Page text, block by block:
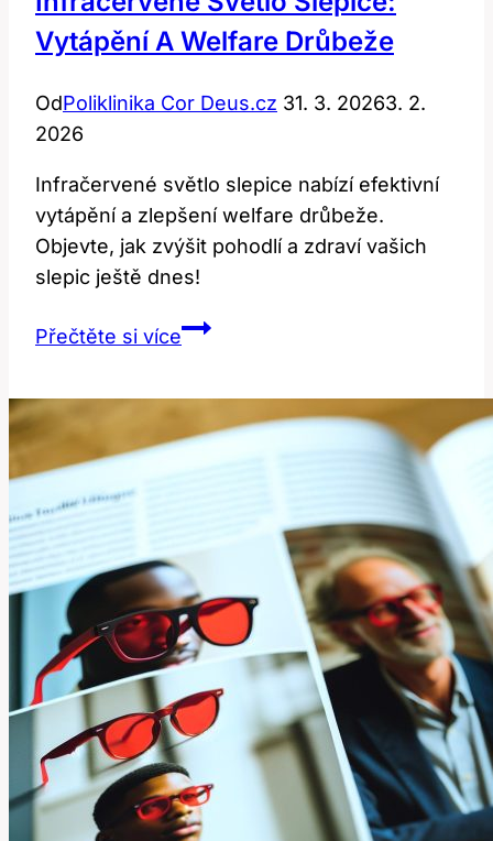
Vytápění A Welfare Drůbeže
OdPoliklinika Cor Deus.cz 31. 3. 20263. 2.
2026
Infračervené světlo slepice nabízí efektivní
vytápění a zlepšení welfare drůbeže.
Objevte, jak zvýšit pohodlí a zdraví vašich
slepic ještě dnes!
Přečtěte si víceInfračervené
Vytápění
a